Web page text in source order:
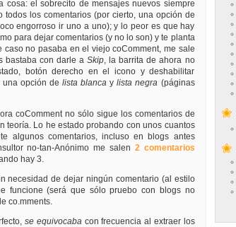
el sobrecito de mensajes nuevos siempre
los comentarios (por cierto, una opción de
engorroso ir uno a uno); y lo peor es que hay
para dejar comentarios (y no lo son) y te planta
caso no pasaba en el viejo coComment, me sale
bastaba con darle aSkip, la barrita de ahora no
botón derecho en el icono y deshabilitar
opción de lista blanca ylista negra (páginas
coComment no sólo sigue los comentarios de
Lo he estado probando con unos cuantos
algunos comentarios, incluso en blogs antes
no-tan-Anónimome salen 2 comentarios
hay 3.
necesidad de dejar ningún comentario (al estilo
funcione (será que sólo pruebo con blogs no
co.mments.
se equivocabacon frecuencia al extraer los